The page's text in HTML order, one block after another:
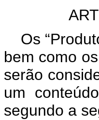
Os
bem como
serão
um
segundo a